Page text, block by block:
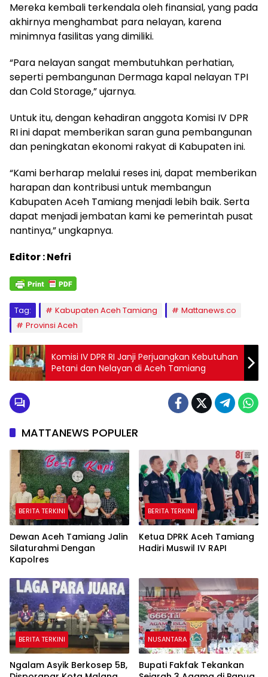
Mereka kembali terkendala oleh finansial, yang pada
akhirnya menghambat para nelayan, karena
minimnya fasilitas yang dimiliki.
“Para nelayan sangat membutuhkan perhatian,
seperti pembangunan Dermaga kapal nelayan TPI
dan Cold Storage,” ujarnya.
Untuk itu, dengan kehadiran anggota Komisi IV DPR
RI ini dapat memberikan saran guna pembangunan
dan peningkatan ekonomi rakyat di Kabupaten ini.
“Kami berharap melalui reses ini, dapat memberikan
harapan dan kontribusi untuk membangun
Kabupaten Aceh Tamiang menjadi lebih baik. Serta
dapat menjadi jembatan kami ke pemerintah pusat
nantinya,” ungkapnya.
Editor : Nefri
Tag: Kabupaten Aceh Tamiang
Mattanews.co
Provinsi Aceh
Komisi IV DPR RI Janji Perjuangkan Kebutuhan
Petani dan Nelayan di Aceh Tamiang
MATTANEWS POPULER
BERITA TERKINI
Dewan Aceh Tamiang Jalin
Silaturahmi Dengan
Kapolres
BERITA TERKINI
Ketua DPRK Aceh Tamiang
Hadiri Muswil IV RAPI
BERITA TERKINI
Ngalam Asyik Berkosep 5B,
NUSANTARA
Bupati Fakfak Tekankan